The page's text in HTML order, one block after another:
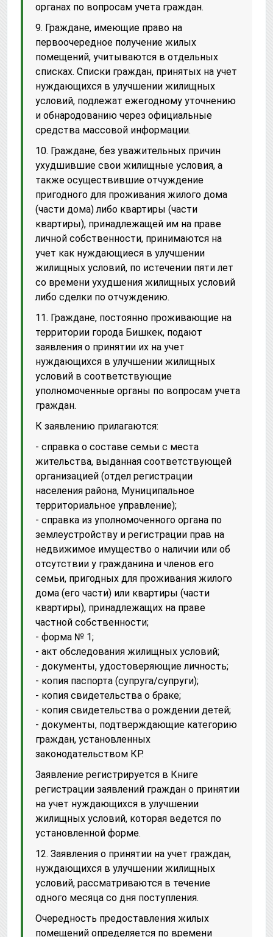
органах по вопросам учета граждан.
9. Граждане, имеющие право на
первоочередное получение жилых
помещений, учитываются в отдельных
списках. Списки граждан, принятых на учет
нуждающихся в улучшении жилищных
условий, подлежат ежегодному уточнению
и обнародованию через официальные
средства массовой информации.
10. Граждане, без уважительных причин
ухудшившие свои жилищные условия, а
также осуществившие отчуждение
пригодного для проживания жилого дома
(части дома) либо квартиры (части
квартиры), принадлежащей им на праве
личной собственности, принимаются на
учет как нуждающиеся в улучшении
жилищных условий, по истечении пяти лет
со времени ухудшения жилищных условий
либо сделки по отчуждению.
11. Граждане, постоянно проживающие на
территории города Бишкек, подают
заявления о принятии их на учет
нуждающихся в улучшении жилищных
условий в соответствующие
уполномоченные органы по вопросам учета
граждан.
К заявлению прилагаются:
- справка о составе семьи с места
жительства, выданная соответствующей
организацией (отдел регистрации
населения района, Муниципальное
территориальное управление);
- справка из уполномоченного органа по
землеустройству и регистрации прав на
недвижимое имущество о наличии или об
отсутствии у гражданина и членов его
семьи, пригодных для проживания жилого
дома (его части) или квартиры (части
квартиры), принадлежащих на праве
частной собственности;
- форма № 1;
- акт обследования жилищных условий;
- документы, удостоверяющие личность;
- копия паспорта (супруга/супруги);
- копия свидетельства о браке;
- копия свидетельства о рождении детей;
- документы, подтверждающие категорию
граждан, установленных
законодательством КР.
Заявление регистрируется в Книге
регистрации заявлений граждан о принятии
на учет нуждающихся в улучшении
жилищных условий, которая ведется по
установленной форме.
12. Заявления о принятии на учет граждан,
нуждающихся в улучшении жилищных
условий, рассматриваются в течение
одного месяца со дня поступления.
Очередность предоставления жилых
помещений определяется по времени